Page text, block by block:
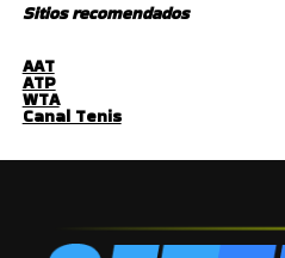
Sitios recomendados
AAT
ATP
WTA
Canal Tenis